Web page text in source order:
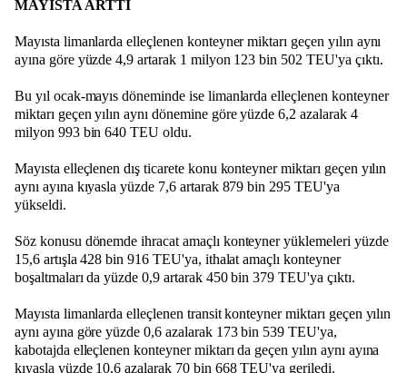
MAYISTA ARTTI
Mayısta limanlarda elleçlenen konteyner miktarı geçen yılın aynı
ayına göre yüzde 4,9 artarak 1 milyon 123 bin 502 TEU'ya çıktı.
Bu yıl ocak-mayıs döneminde ise limanlarda elleçlenen konteyner
miktarı geçen yılın aynı dönemine göre yüzde 6,2 azalarak 4
milyon 993 bin 640 TEU oldu.
Mayısta elleçlenen dış ticarete konu konteyner miktarı geçen yılın
aynı ayına kıyasla yüzde 7,6 artarak 879 bin 295 TEU'ya
yükseldi.
Söz konusu dönemde ihracat amaçlı konteyner yüklemeleri yüzde
15,6 artışla 428 bin 916 TEU'ya, ithalat amaçlı konteyner
boşaltmaları da yüzde 0,9 artarak 450 bin 379 TEU'ya çıktı.
Mayısta limanlarda elleçlenen transit konteyner miktarı geçen yılın
aynı ayına göre yüzde 0,6 azalarak 173 bin 539 TEU'ya,
kabotajda elleçlenen konteyner miktarı da geçen yılın aynı ayına
kıyasla yüzde 10,6 azalarak 70 bin 668 TEU'ya geriledi.